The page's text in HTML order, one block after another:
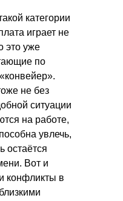
категории
играет не
это уже
по
не без
ситуации
на работе,
увлечь,
остаётся
Вот и
конфликты в